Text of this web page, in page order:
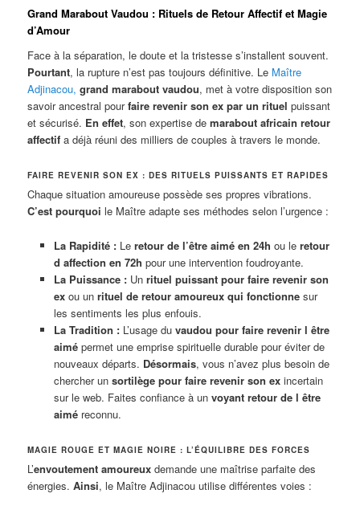
Grand Marabout Vaudou : Rituels de Retour Affectif et Magie
d’Amour
Face à la séparation, le doute et la tristesse s’installent souvent.
Pourtant, la rupture n’est pas toujours définitive. Le Maître
Adjinacou, grand marabout vaudou, met à votre disposition son
savoir ancestral pourfaire revenir son ex par un rituel puissant
et sécurisé. En effet, son expertise demarabout africain retour
affectif a déjà réuni des milliers de couples à travers le monde.
FAIRE REVENIR SON EX : DES RITUELS PUISSANTS ET RAPIDES
Chaque situation amoureuse possède ses propres vibrations.
C’est pourquoi le Maître adapte ses méthodes selon l’urgence :
La Rapidité :Le retour de l’être aimé en 24h ou le retour
d affection en 72h pour une intervention foudroyante.
La Puissance :Un rituel puissant pour faire revenir son
exou un rituel de retour amoureux qui fonctionnesur
les sentiments les plus enfouis.
La Tradition :L’usage du vaudou pour faire revenir l être
aimépermet une emprise spirituelle durable pour éviter de
nouveaux départs. Désormais, vous n’avez plus besoin de
chercher un sortilège pour faire revenir son exincertain
sur le web. Faites confiance à un voyant retour de l être
aiméreconnu.
MAGIE ROUGE ET MAGIE NOIRE : L’ÉQUILIBRE DES FORCES
L’envoutement amoureux demande une maîtrise parfaite des
énergies.Ainsi, le Maître Adjinacou utilise différentes voies :